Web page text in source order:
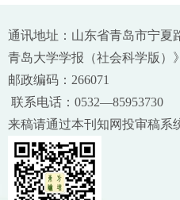
通讯地址：山东省青岛市宁
青岛大学学报（社会科学版）
邮政编码：266071
联系电话：0532—85953730
来稿请通过本刊知网投审稿系